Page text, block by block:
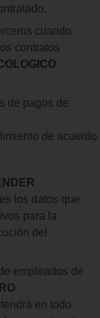
cuando
contratos
de pagos de
de
los datos que
para la
del
empleados de
tendrá en todo